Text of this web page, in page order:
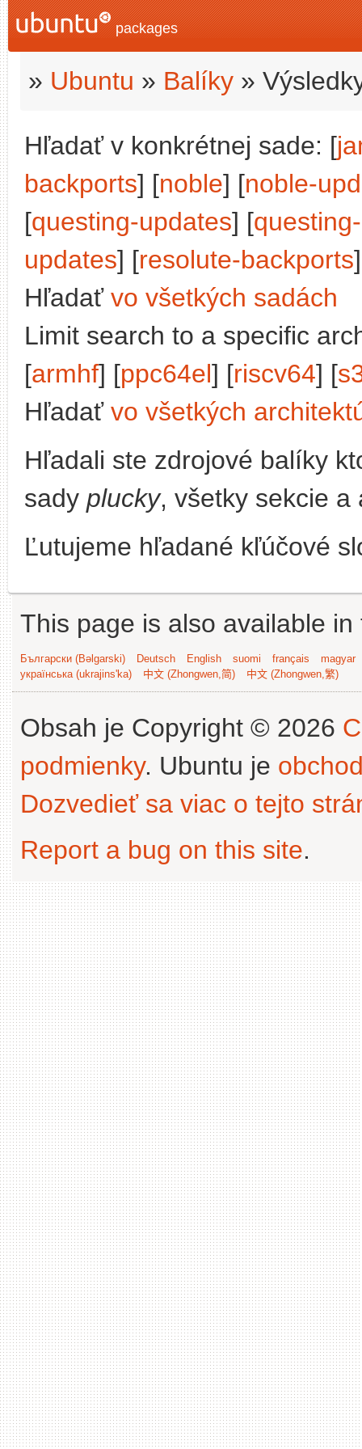
packages
» Ubuntu » Balíky »
Hľadať v konkrétnej sade: [
backports] [noble] [noble-
[questing-updates] [
updates] [resolute-backports
Hľadať vo všetkých sadách
Limit search to a specific
[armhf] [ppc64el] [riscv64] [
Hľadať vo všetkých
Hľadali ste zdrojové balíky
sady plucky, všetky sekcie
Ľutujeme hľadané kľúčové
This page is also available
Български (Bəlgarski) Deutsch English suomi français
magyar
українська (ukrajins'ka)
中文 (Zhongwen,简) 中文 (Zhongwen,繁)
Obsah je Copyright © 2026
podmienky. Ubuntu je
Dozvedieť sa viac o tejto
Report a bug on this site.